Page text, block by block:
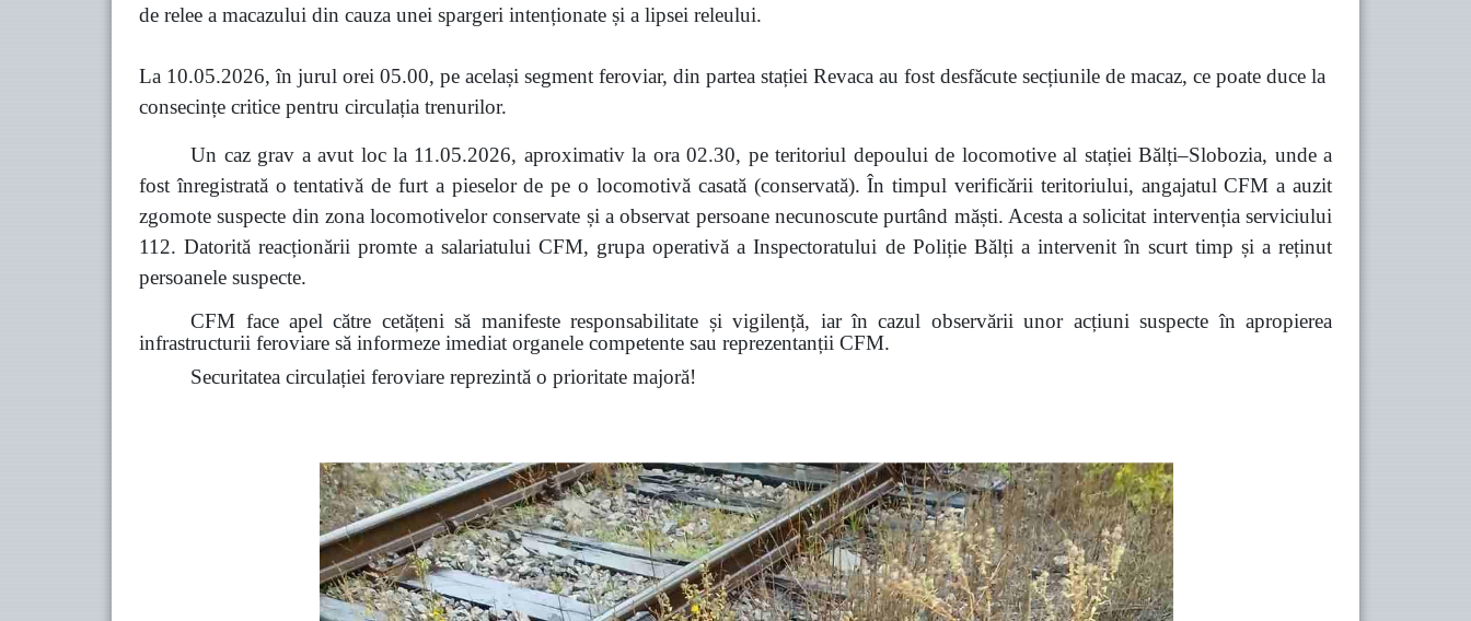
de relee a macazului din cauza unei spargeri intenționate și a lipsei releului.
La 10.05.2026, în jurul orei 05.00, pe același segment feroviar, din partea stației Revaca au fost desfăcute secțiunile de macaz, ce poate duce la
consecințe critice pentru circulația trenurilor.
Un caz grav a avut loc la 11.05.2026, aproximativ la ora 02.30, pe teritoriul depoului de locomotive al stației Bălți–Slobozia, unde a
fost înregistrată o tentativă de furt a pieselor de pe o locomotivă casată (conservată). În timpul verificării teritoriului, angajatul CFM a auzit
zgomote suspecte din zona locomotivelor conservate și a observat persoane necunoscute purtând măști. Acesta a solicitat intervenția serviciului
112. Datorită reacționării promte a salariatului CFM, grupa operativă a Inspectoratului de Poliție Bălți a intervenit în scurt timp și a reținut
persoanele suspecte.
CFM face apel către cetățeni să manifeste responsabilitate și vigilență, iar în cazul observării unor acțiuni suspecte în apropierea
infrastructurii feroviare să informeze imediat organele competente sau reprezentanții CFM.
Securitatea circulației feroviare reprezintă o prioritate majoră!